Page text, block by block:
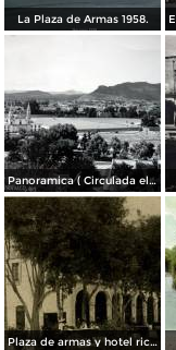
La Plaza de Armas 1958.
Panoramica ( Circulada el 22 de Noviembre 1956).
Plaza de armas y hotel richeliu